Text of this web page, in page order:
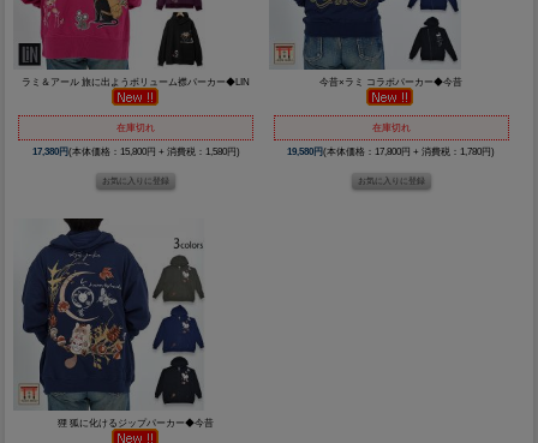
ラミ＆アール 旅に出ようボリューム襟パーカー◆LIN
在庫切れ
17,380円(本体価格：15,800円 + 消費税：1,580円)
今昔×ラミ コラボパーカー◆今昔
在庫切れ
19,580円(本体価格：17,800円 + 消費税：1,780円)
狸 狐に化けるジップパーカー◆今昔